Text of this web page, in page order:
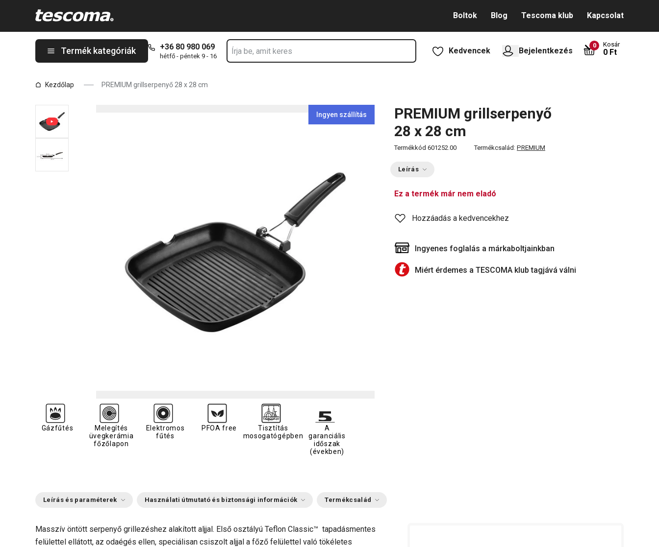
Boltok Blog Tescoma klub Kapcsolat
Termék kategóriák +36 80 980 069
hétfő - péntek 9 - 16
Kedvencek Bejelentkezés
0 Kosár
0 Ft
Kezdőlap PREMIUM grillserpenyő 28 x 28 cm
Ingyen szállítás
PREMIUM grillserpenyő
28 x 28 cm
Termékkód 601252.00 Termékcsalád: PREMIUM
Leírás
Ez a termék már nem eladó
Hozzáadás a kedvencekhez
Ingyenes foglalás a márkaboltjainkban
Miért érdemes a TESCOMA klub tagjává válni
Gázfűtés
Melegítés
üvegkerámia
főzőlapon
Elektromos
fűtés
PFOA free
Tisztítás
mosogatógépben
A
garanciális
időszak
(években)
Leírás és paraméterek Használati útmutató és biztonsági információk Termékcsalád
Masszív öntött serpenyő grillezéshez alakított aljjal. Első osztályú Teflon Classic™ tapadásmentes
felülettel ellátott, az odaégés ellen, speciálisan csiszolt aljjal a főző felülettel való tökéletes